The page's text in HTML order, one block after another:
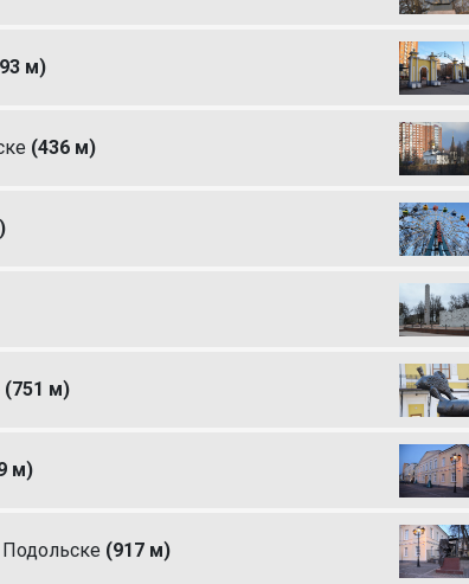
м)
(436 м)
(751 м)
м)
(917 м)